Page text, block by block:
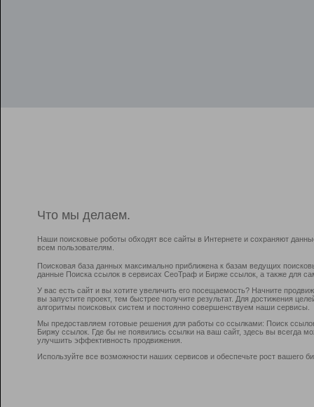
Что мы делаем.
Наши поисковые роботы обходят все сайты в Интернете и сохраняют
всем пользователям.
Поисковая база данных максимально приближена к базам ведущих
данные Поиска ссылок в сервисах СеоТраф и Бирже ссылок, а также для
У вас есть сайт и вы хотите увеличить его посещаемость? Начните
вы запустите проект, тем быстрее получите результат. Для достижения
алгоритмы поисковых систем и постоянно совершенствуем наши сервисы.
Мы предоставляем готовые решения для работы со ссылками: Поиск
Биржу ссылок. Где бы не появились ссылки на ваш сайт, здесь вы всегда
улучшить эффективность продвижения.
Используйте все возможности наших сервисов и обеспечьте рост вашего